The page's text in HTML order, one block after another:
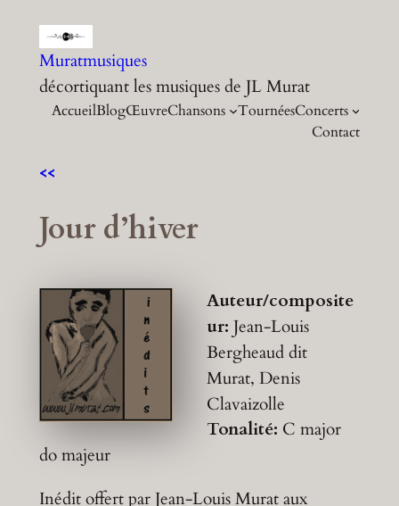
contenu
Muratmusiques
décortiquant les musiques de JL Murat
AccueilBlogŒuvreChansons TournéesConcerts
Contact
<<
Jour d’hiver
Auteur/composite
ur:Jean-Louis
Bergheaud dit
Murat, Denis
Clavaizolle
Tonalité: C major
do majeur
Inédit offert par Jean-Louis Murat aux